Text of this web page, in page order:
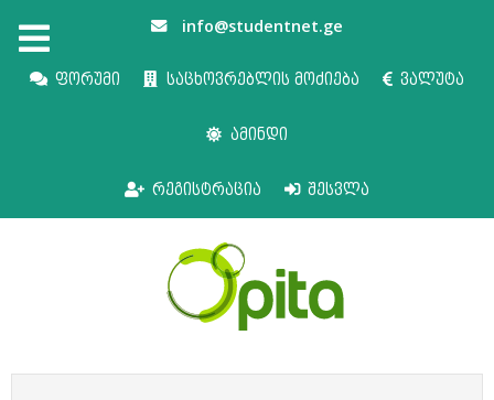
info@studentnet.ge
ფორუმი საცხოვრებლის მოძიება ვალუტა
ამინდი
რეგისტრაცია შესვლა